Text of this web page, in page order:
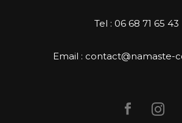
Tel : 06 68 71 65 43
Email : contact@namaste-